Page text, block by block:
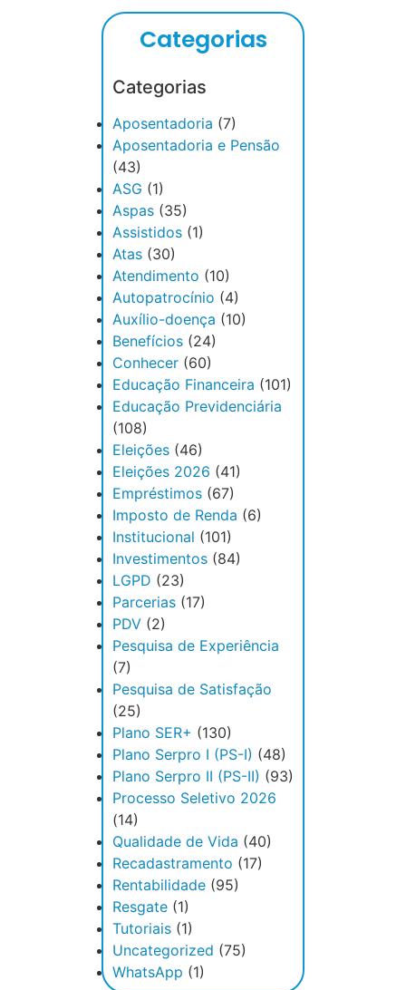
Categorias
Categorias
Aposentadoria (7)
Aposentadoria e Pensão
(43)
ASG (1)
Aspas (35)
Assistidos (1)
Atas (30)
Atendimento (10)
Autopatrocínio (4)
Auxílio-doença (10)
Benefícios (24)
Conhecer (60)
Educação Financeira (101)
Educação Previdenciária
(108)
Eleições (46)
Eleições 2026 (41)
Empréstimos (67)
Imposto de Renda (6)
Institucional (101)
Investimentos (84)
LGPD (23)
Parcerias (17)
PDV (2)
Pesquisa de Experiência
(7)
Pesquisa de Satisfação
(25)
Plano SER+ (130)
Plano Serpro I (PS-I) (48)
Plano Serpro II (PS-II) (93)
Processo Seletivo 2026
(14)
Qualidade de Vida (40)
Recadastramento (17)
Rentabilidade (95)
Resgate (1)
Tutoriais (1)
Uncategorized (75)
WhatsApp (1)